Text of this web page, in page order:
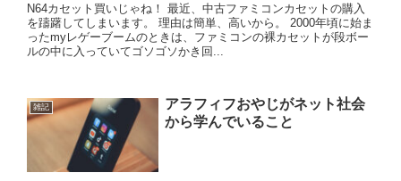
N64カセット買いじゃね！ 最近、中古ファミコンカセットの購入
を躊躇してしまいます。 理由は簡単、高いから。 2000年頃に始ま
ったmyレゲーブームのときは、ファミコンの裸カセットが段ボー
ルの中に入っていてゴソゴソかき回...
雑記
アラフィフおやじがネット社会
から学んでいること